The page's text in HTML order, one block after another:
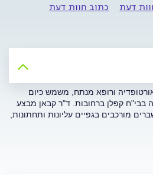
כתוב חוות דעת
ורופא מנתח, משמש כיום
בבי"ח קפלן ברחובות. ד"ר קבאן מבצע
מורכבים בגפיים עליונות ותחתונות,